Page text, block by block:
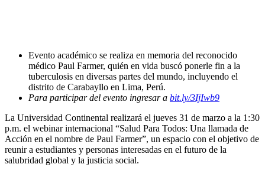
Evento académico se realiza en memoria del reconocido
médico Paul Farmer, quién en vida buscó ponerle fin a la
tuberculosis en diversas partes del mundo, incluyendo el
distrito de Carabayllo en Lima, Perú.
Para participar del evento ingresar a bit.ly/3IjIwb9
La Universidad Continental realizará el jueves 31 de marzo a la 1:30
p.m. el webinar internacional “Salud Para Todos: Una llamada de
Acción en el nombre de Paul Farmer”, un espacio con el objetivo de
reunir a estudiantes y personas interesadas en el futuro de la
salubridad global y la justicia social.